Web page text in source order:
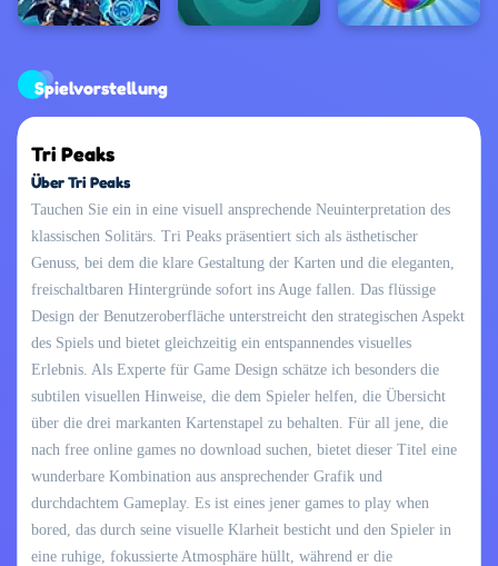
Spielvorstellung
Tri Peaks
Über Tri Peaks
Tauchen Sie ein in eine visuell ansprechende Neuinterpretation des
klassischen Solitärs. Tri Peaks präsentiert sich als ästhetischer
Genuss, bei dem die klare Gestaltung der Karten und die eleganten,
freischaltbaren Hintergründe sofort ins Auge fallen. Das flüssige
Design der Benutzeroberfläche unterstreicht den strategischen Aspekt
des Spiels und bietet gleichzeitig ein entspannendes visuelles
Erlebnis. Als Experte für Game Design schätze ich besonders die
subtilen visuellen Hinweise, die dem Spieler helfen, die Übersicht
über die drei markanten Kartenstapel zu behalten. Für all jene, die
nach free online games no download suchen, bietet dieser Titel eine
wunderbare Kombination aus ansprechender Grafik und
durchdachtem Gameplay. Es ist eines jener games to play when
bored, das durch seine visuelle Klarheit besticht und den Spieler in
eine ruhige, fokussierte Atmosphäre hüllt, während er die